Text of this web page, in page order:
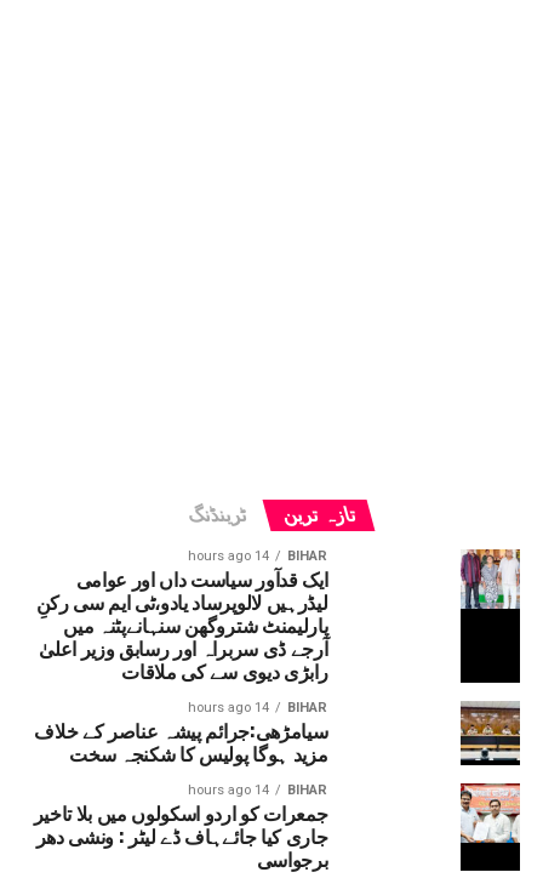
تازہ ترین ٹرینڈنگ
BIHAR
14 hours ago
ایک قدآور سیاست داں اور عوامی
لیڈرہیں لالوپرساد یادو،ٹی ایم سی رکنِ
پارلیمنٹ شتروگھن سنہانےپٹنہ میں
آرجے ڈی سربراہ اور رسابق وزیر اعلیٰ
رابڑی دیوی سے کی ملاقات
BIHAR
14 hours ago
سیامڑھی:جرائم پیشہ عناصر کے خلاف
مزید ہوگا پولیس کا شکنجہ سخت
BIHAR
14 hours ago
جمعرات کو اردو اسکولوں میں بلا تاخیر
جاری کیا جائےہاف ڈے لیٹر : ونشی دھر
برجواسی